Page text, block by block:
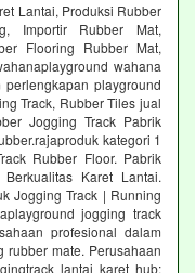
Lantai, Produksi Rubber
Importir Rubber Mat,
Flooring Rubber Mat,
wahana
playground
Track, Rubber Tiles jual
Jogging Track Pabrik
kategori 1
Rubber Floor. Pabrik
Karet Lantai.
Jogging Track | Running
jogging track
profesional dalam
rubber mate. Perusahaan
lantai karet hub: